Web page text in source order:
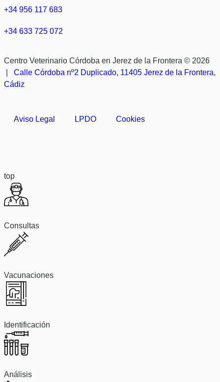
+34 956 117 683
+34 633 725 072
Centro Veterinario Córdoba en Jerez de la Frontera © 2026
Calle Córdoba nº2 Duplicado, 11405 Jerez de la Frontera,
Cádiz
Aviso Legal LPDO Cookies
top
Consultas
Vacunaciones
Identificación
Análisis